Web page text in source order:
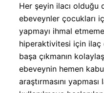
Her şeyin ilacı olduğu
ebeveynler çocukları
yapmayı ihmal
hiperaktivitesi için ilaç
başa çıkmanın
ebeveynin hemen
araştırmasını